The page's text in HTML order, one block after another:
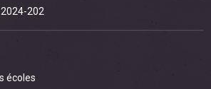
202
écoles